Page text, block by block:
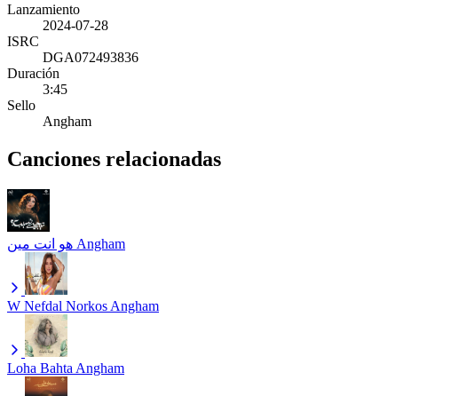
Lanzamiento
2024-07-28
ISRC
DGA072493836
Duración
3:45
Sello
Angham
Canciones relacionadas
هو انت مين Angham
W Nefdal Norkos Angham
Loha Bahta Angham